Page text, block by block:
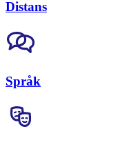
Distans
Språk